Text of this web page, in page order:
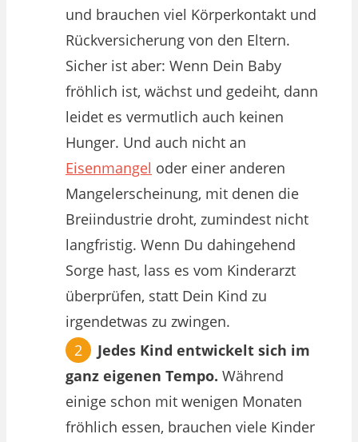
und brauchen viel Körperkontakt und
Rückversicherung von den Eltern.
Sicher ist aber: Wenn Dein Baby
fröhlich ist, wächst und gedeiht, dann
leidet es vermutlich auch keinen
Hunger. Und auch nicht an
Eisenmangel oder einer anderen
Mangelerscheinung, mit denen die
Breiindustrie droht, zumindest nicht
langfristig. Wenn Du dahingehend
Sorge hast, lass es vom Kinderarzt
überprüfen, statt Dein Kind zu
irgendetwas zu zwingen.
Jedes Kind entwickelt sich im
ganz eigenen Tempo. Während
einige schon mit wenigen Monaten
fröhlich essen, brauchen viele Kinder